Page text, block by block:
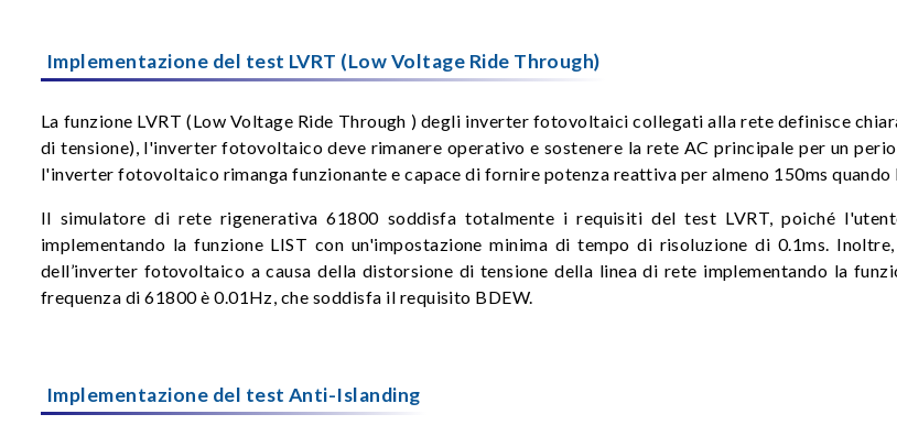
Implementazione del test LVRT (Low Voltage Ride Through)
La funzione LVRT (Low Voltage Ride Through ) degli inverter fotovoltaici collegati alla rete definisce
di tensione), l'inverter fotovoltaico deve rimanere operativo e sostenere la rete AC principale per un
l'inverter fotovoltaico rimanga funzionante e capace di fornire potenza reattiva per almeno 150ms quando
Il simulatore di rete rigenerativa 61800 soddisfa totalmente i requisiti del test LVRT, poiché
implementando la funzione LIST con un'impostazione minima di tempo di risoluzione di 0.1ms.
dell’inverter fotovoltaico a causa della distorsione di tensione della linea di rete implementando la
frequenza di 61800 è 0.01Hz, che soddisfa il requisito BDEW.
Implementazione del test Anti-Islanding